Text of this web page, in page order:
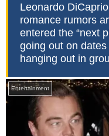
Leonardo
romance rumors
entered the “next
going out on
hanging out in
Entertainment